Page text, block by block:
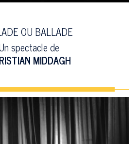
OU BALLADE
spectacle de
MIDDAGH